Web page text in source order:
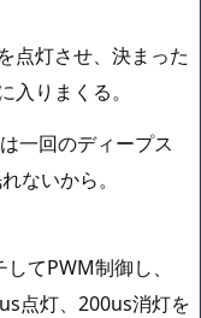
点灯させ、決まった
りまくる。
一回のディープス
ないから。
てPWM制御し、
点灯、200us消灯を